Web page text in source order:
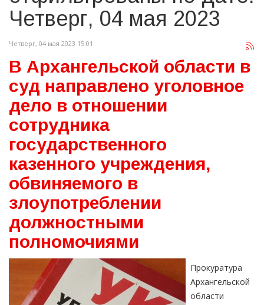
Четверг, 04 мая 2023
Четверг, 04 мая 2023 15:01
В Архангельской области в
суд направлено уголовное
дело в отношении
сотрудника
государственного
казенного учреждения,
обвиняемого в
злоупотреблении
должностными
полномочиями
Прокуратура
Архангельской
области